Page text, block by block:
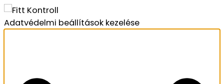
Adatvédelmi beállítások kezelése